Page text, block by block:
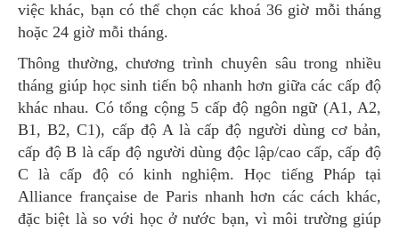
việc khác, bạn có thể chọn các khoá 36 giờ mỗi tháng
hoặc 24 giờ mỗi tháng.
Thông thường, chương trình chuyên sâu trong nhiều
tháng giúp học sinh tiến bộ nhanh hơn giữa các cấp độ
khác nhau. Có tổng cộng 5 cấp độ ngôn ngữ (A1, A2,
B1, B2, C1), cấp độ A là cấp độ người dùng cơ bản,
cấp độ B là cấp độ người dùng độc lập/cao cấp, cấp độ
C là cấp độ có kinh nghiệm. Học tiếng Pháp tại
Alliance française de Paris nhanh hơn các cách khác,
đặc biệt là so với học ở nước bạn, vì môi trường giúp